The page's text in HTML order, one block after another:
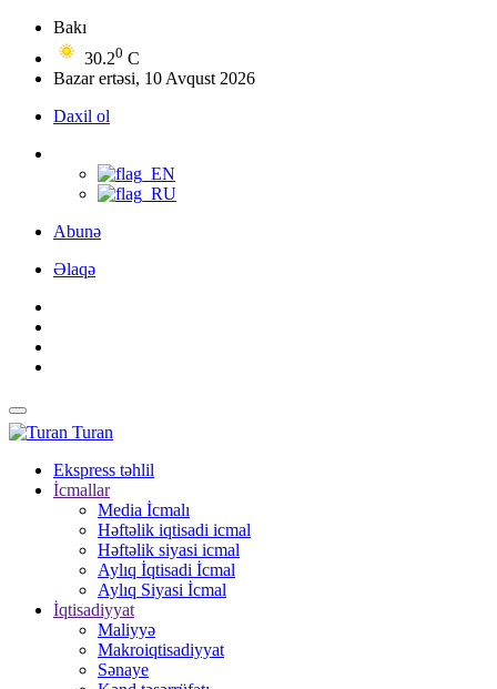
Bakı
30.20 C
Bazar ertəsi, 10 Avqust 2026
Daxil ol
Abunə
Əlaqə
Turan
Ekspress təhlil
İcmallar
Media İcmalı
Həftəlik iqtisadi icmal
Həftəlik siyasi icmal
Aylıq İqtisadi İcmal
Aylıq Siyasi İcmal
İqtisadiyyat
Maliyyə
Makroiqtisadiyyat
Sənaye